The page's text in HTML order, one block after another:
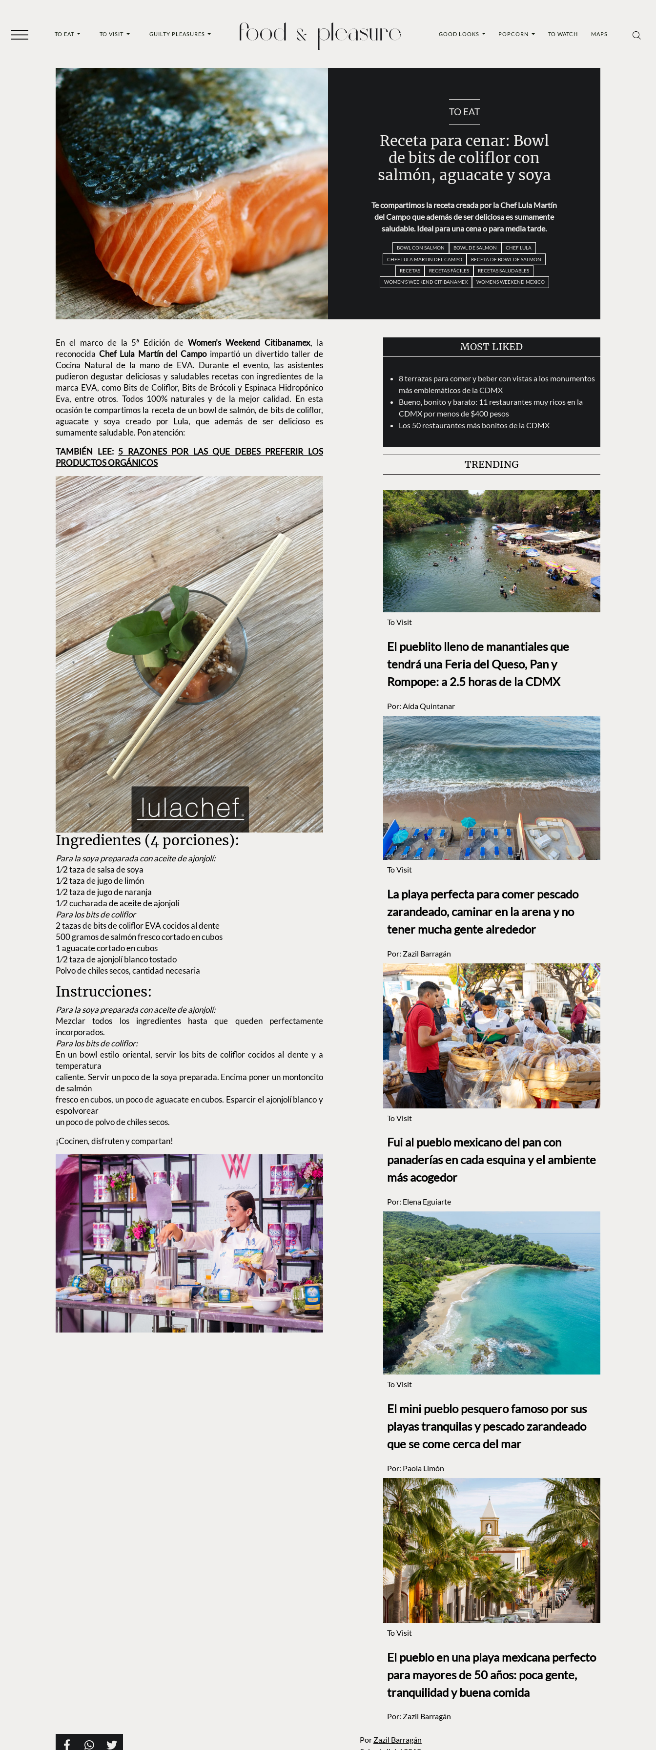
TO EAT TO VISIT GUILTY PLEASURES GOOD LOOKS POPCORN TO WATCH MAPS
TO EAT
Receta para cenar: Bowl
de bits de coliflor con
salmón, aguacate y soya
Te compartimos la receta creada por la Chef Lula Martín
del Campo que además de ser deliciosa es sumamente
saludable. Ideal para una cena o para media tarde.
BOWL CON SALMON BOWL DE SALMON
CHEF LULA
CHEF LULA MARTIN DEL CAMPO
RECETA DE BOWL DE SALMÓN
RECETAS
RECETAS FÁCILES
RECETAS SALUDABLES
WOMEN'S WEEKEND CITIBANAMEX
WOMENS WEEKEND MEXICO
Por Zazil Barragán
En el marco de la 5ª Edición deWomen’s Weekend Citibanamex, la
reconocida Chef Lula Martín del Campoimpartió un divertido taller de
Cocina Natural de la mano de EVA. Durante el evento, las asistentes
pudieron degustar deliciosas y saludables recetas con ingredientes de la
marca EVA, como Bits de Coliflor, Bits de Brócoli y Espinaca Hidropónico
Eva, entre otros. Todos 100% naturales y de la mejor calidad. En esta
ocasión te compartimos la receta de un bowl de salmón, de bits de coliflor,
aguacate y soya creado por Lula, que además de ser delicioso es
sumamente saludable. Pon atención:
TAMBIÉN LEE: 5 RAZONES POR LAS QUE DEBES PREFERIR LOS
PRODUCTOS ORGÁNICOS
Ingredientes (4 porciones):
Para la soya preparada con aceite de ajonjolí:
1⁄2 taza de salsa de soya
1⁄2 taza de jugo de limón
1⁄2 taza de jugo de naranja
1⁄2 cucharada de aceite de ajonjolí
Para los bits de coliflor
2 tazas de bits de coliflor EVA cocidos al dente
500 gramos de salmón fresco cortado en cubos
1 aguacate cortado en cubos
1⁄2 taza de ajonjolí blanco tostado
Polvo de chiles secos, cantidad necesaria
Instrucciones:
Para la soya preparada con aceite de ajonjolí:
Mezclar todos los ingredientes hasta que queden perfectamente
incorporados.
Para los bits de coliflor:
En un bowl estilo oriental, servir los bits de coliflor cocidos al dente y a
temperatura
caliente. Servir un poco de la soya preparada. Encima poner un montoncito
de salmón
fresco en cubos, un poco de aguacate en cubos. Esparcir el ajonjolí blanco y
espolvorear
un poco de polvo de chiles secos.
¡Cocinen, disfruten y compartan!
MOST LIKED
8 terrazas para comer y beber con vistas a los monumentos
más emblemáticos de la CDMX
Bueno, bonito y barato: 11 restaurantes muy ricos en la
CDMX por menos de $400 pesos
Los 50 restaurantes más bonitos de la CDMX
TRENDING
To Visit
El pueblito lleno de manantiales que
tendrá una Feria del Queso, Pan y
Rompope: a 2.5 horas de la CDMX
Por: Aída Quintanar
To Visit
La playa perfecta para comer pescado
zarandeado, caminar en la arena y no
tener mucha gente alrededor
Por: Zazil Barragán
To Visit
Fui al pueblo mexicano del pan con
panaderías en cada esquina y el ambiente
más acogedor
Por: Elena Eguiarte
To Visit
El mini pueblo pesquero famoso por sus
playas tranquilas y pescado zarandeado
que se come cerca del mar
Por: Paola Limón
To Visit
El pueblo en una playa mexicana perfecto
para mayores de 50 años: poca gente,
tranquilidad y buena comida
Por: Zazil Barragán